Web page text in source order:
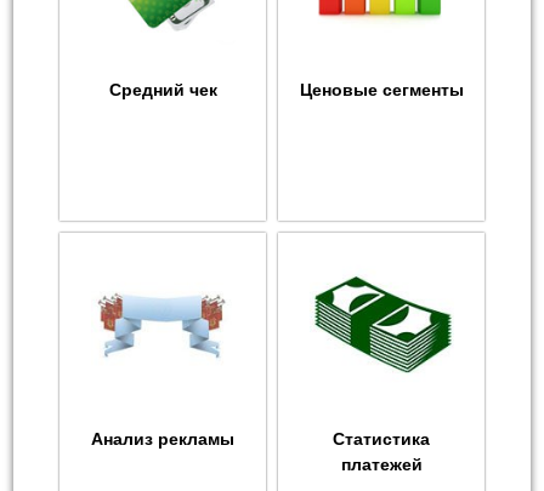
Средний чек Ценовые сегменты
Анализ рекламы
Статистика
платежей